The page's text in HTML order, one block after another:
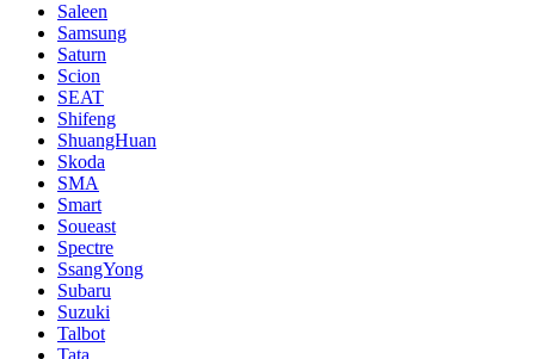
Saleen
Samsung
Saturn
Scion
SEAT
Shifeng
ShuangHuan
Skoda
SMA
Smart
Soueast
Spectre
SsangYong
Subaru
Suzuki
Talbot